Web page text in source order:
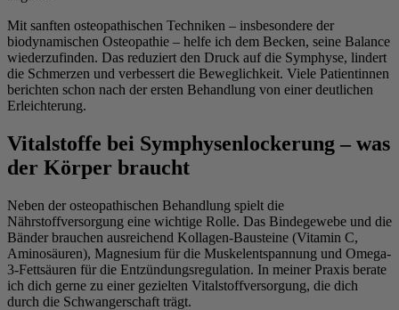
Mit sanften osteopathischen Techniken – insbesondere der
biodynamischen Osteopathie – helfe ich dem Becken, seine Balance
wiederzufinden. Das reduziert den Druck auf die Symphyse, lindert
die Schmerzen und verbessert die Beweglichkeit. Viele Patientinnen
berichten schon nach der ersten Behandlung von einer deutlichen
Erleichterung.
Vitalstoffe bei Symphysenlockerung – was
der Körper braucht
Neben der osteopathischen Behandlung spielt die
Nährstoffversorgung eine wichtige Rolle. Das Bindegewebe und die
Bänder brauchen ausreichend Kollagen-Bausteine (Vitamin C,
Aminosäuren), Magnesium für die Muskelentspannung und Omega-
3-Fettsäuren für die Entzündungsregulation. In meiner Praxis berate
ich dich gerne zu einer gezielten Vitalstoffversorgung, die dich
durch die Schwangerschaft trägt.